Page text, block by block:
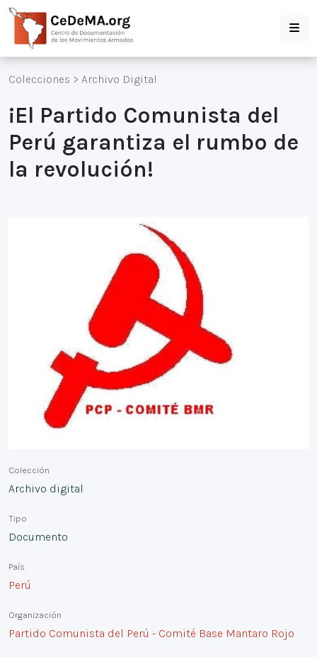
Colecciones > Archivo Digital
¡El Partido Comunista del
Perú garantiza el rumbo de
la revolución!
Colección
Archivo digital
Tipo
Documento
País
Perú
Organización
Partido Comunista del Perú - Comité Base Mantaro Rojo